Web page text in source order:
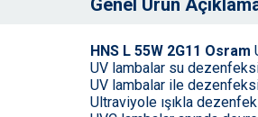
Genel Ürün
HNS L 55W 2G11 Osram
UV lambalar su
UV lambalar ile
Ultraviyole ışıkla